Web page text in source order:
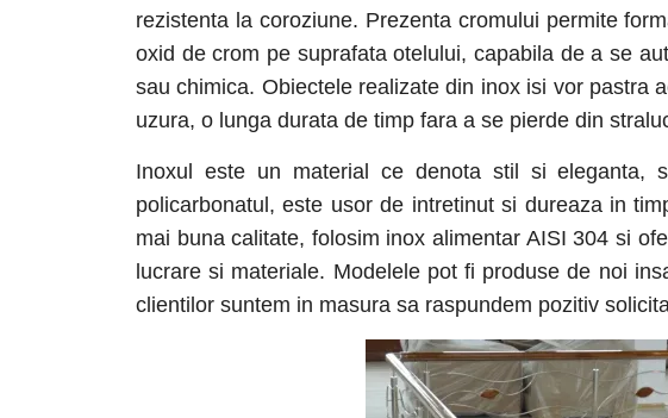
rezistenta la coroziune. Prezenta cromului permite
oxid de crom pe suprafata otelului, capabila de a se
sau chimica. Obiectele realizate din inox isi vor pastra
uzura, o lunga durata de timp fara a se pierde din
Inoxul este un material ce denota stil si eleganta,
policarbonatul, este usor de intretinut si dureaza in
mai buna calitate, folosim inox alimentar AISI 304 si
lucrare si materiale. Modelele pot fi produse de noi
clientilor suntem in masura sa raspundem pozitiv